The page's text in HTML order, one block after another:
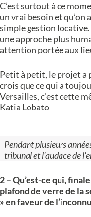
C’est surtout à ce
un vrai besoin et qu’on
simple gestion
une approche plus
attention portée aux
Petit à petit, le projet a
crois que ce qui a
Versailles, c’est cette
Katia Lobato
Pendant plusieurs
tribunal et l’audace de
2 – Qu’est-ce qui,
plafond de verre de la
» en faveur de